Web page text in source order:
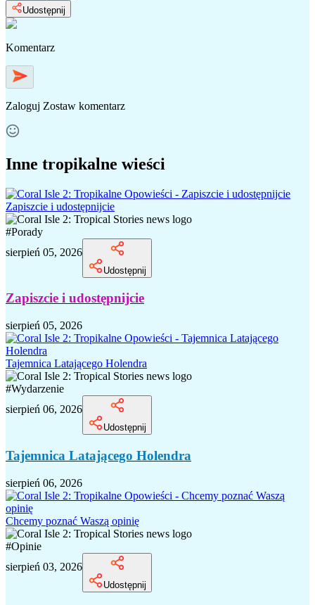
Udostępnij
Komentarz
Zaloguj Zostaw komentarz
Inne tropikalne wieści
Zapiszcie i udostępnijcie
#Porady
sierpień 05, 2026
Udostępnij
Zapiszcie i udostępnijcie
sierpień 05, 2026
Tajemnica Latającego Holendra
#Wydarzenie
sierpień 06, 2026
Udostępnij
Tajemnica Latającego Holendra
sierpień 06, 2026
Chcemy poznać Waszą opinię
#Opinie
sierpień 03, 2026
Udostępnij